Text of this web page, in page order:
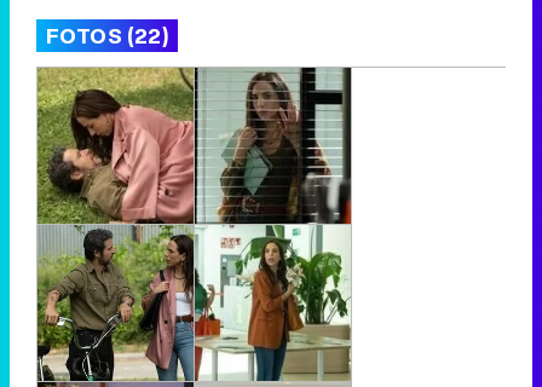
FOTOS (22)